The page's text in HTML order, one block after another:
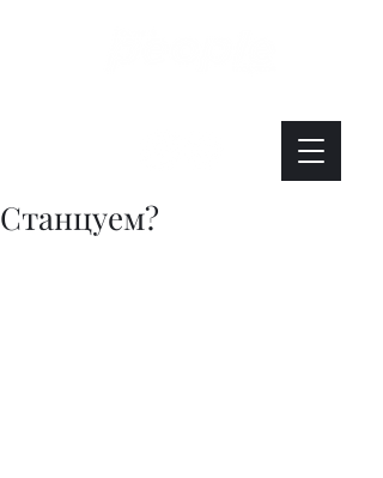
Станцуем?